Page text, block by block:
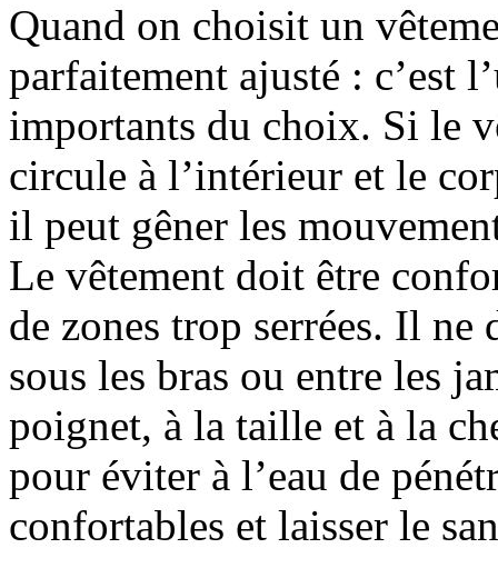
Quand on choisit un
parfaitement ajusté : c’est
importants du choix. Si le
circule à l’intérieur et le
il peut gêner les
Le vêtement doit être
de zones trop serrées. Il
sous les bras ou entre les
poignet, à la taille et à la
pour éviter à l’eau de
confortables et laisser le